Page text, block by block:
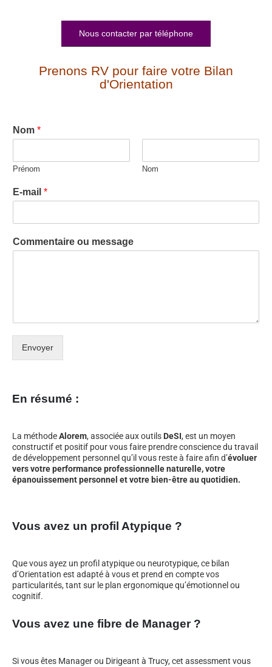
Nous contacter par téléphone
Prenons RV pour faire votre Bilan
d'Orientation
Nom *
Prénom Nom
E-mail *
Commentaire ou message
Envoyer
En résumé :
La méthodeAlorem, associée aux outils DeSI, est un moyen
constructif et positif pour vous faire prendre conscience du travail
de développement personnel qu’il vous reste à faire afin d’évoluer
vers votre performance professionnelle naturelle, votre
épanouissement personnel et votre bien-être au quotidien.
Vous avez un profil Atypique ?
Que vous ayez un profil atypique ou neurotypique, ce bilan
d’Orientation est adapté à vous et prend en compte vos
particularités, tant sur le plan ergonomique qu’émotionnel ou
cognitif.
Vous avez une fibre de Manager ?
Si vous êtes Manager ou Dirigeant à Trucy, cet assessment vous